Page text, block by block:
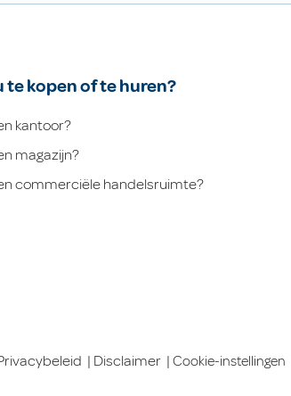
te kopen of te huren?
kantoor?
magazijn?
commerciële handelsruimte?
| Disclaimer | Cookie-instellingen